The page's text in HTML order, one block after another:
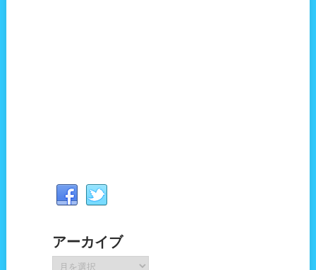
アーカイブ